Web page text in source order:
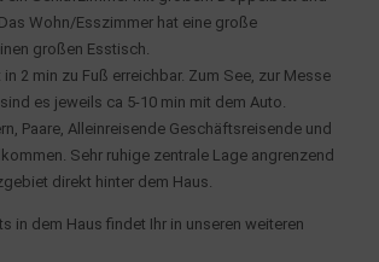
Wohn/Esszimmer hat eine große
großen Esstisch.
2 min zu Fuß erreichbar. Zum See, zur Messe
es jeweils ca 5-10 min mit dem Auto.
Paare, Alleinreisende Geschäftsreisende und
Sehr ruhige zentrale Lage angrenzend
direkt hinter dem Haus.
in dem Haus findet Ihr in unseren weiteren